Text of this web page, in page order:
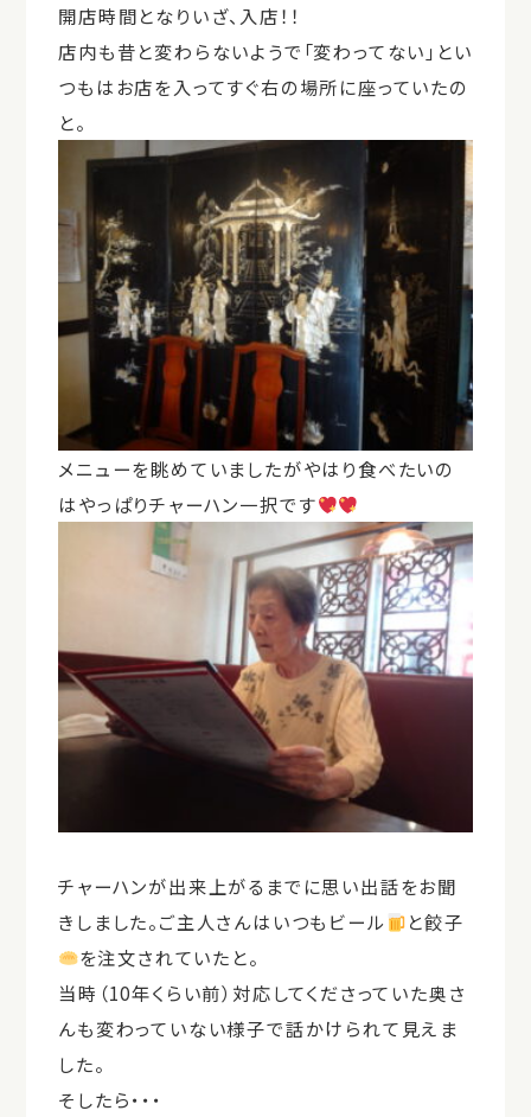
開店時間となりいざ、入店！！
店内も昔と変わらないようで「変わってない」とい
つもはお店を入ってすぐ右の場所に座っていたの
と。
メニューを眺めていましたがやはり食べたいの
はやっぱりチャーハン一択です
チャーハンが出来上がるまでに思い出話をお聞
きしました。ご主人さんはいつもビール
と餃子
を注文されていたと。
当時（10年くらい前）対応してくださっていた奥さ
んも変わっていない様子で話かけられて見えま
した。
そしたら・・・